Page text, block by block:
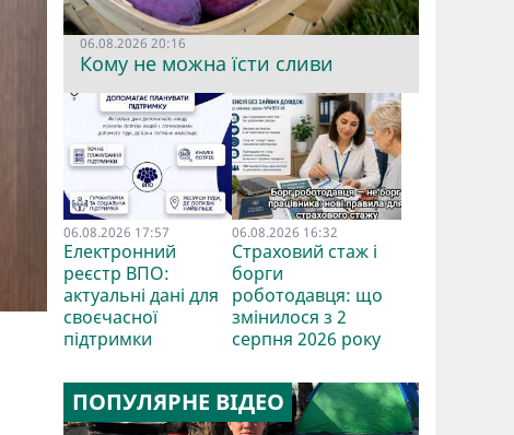
06.08.2026 20:16
Кому не можна їсти сливи
06.08.2026 17:57
Електронний
реєстр ВПО:
актуальні дані для
своєчасної
підтримки
06.08.2026 16:32
Страховий стаж і
борги
роботодавця: що
змінилося з 2
серпня 2026 року
ПОПУЛЯРНЕ ВІДЕО